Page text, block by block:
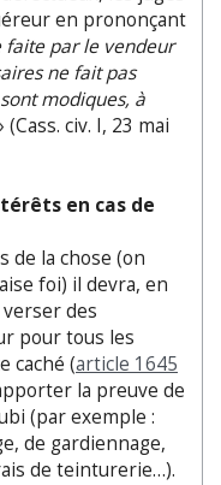
en prononçant
faite par le vendeur
ne fait pas
modiques, à
(Cass. civ. I, 23 mai
en cas de
de la chose (on
foi) il devra, en
des
pour tous les
caché (article 1645
la preuve de
(par exemple :
de gardiennage,
de teinturerie…).